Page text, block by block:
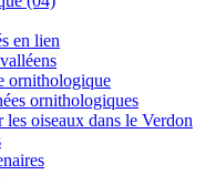
en lien
ornithologique
ornithologiques
les oiseaux dans le Verdon